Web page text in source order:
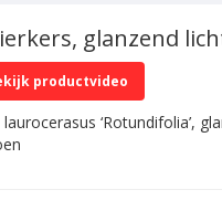
glanzend
productvideo
‘Rotundifolia’,